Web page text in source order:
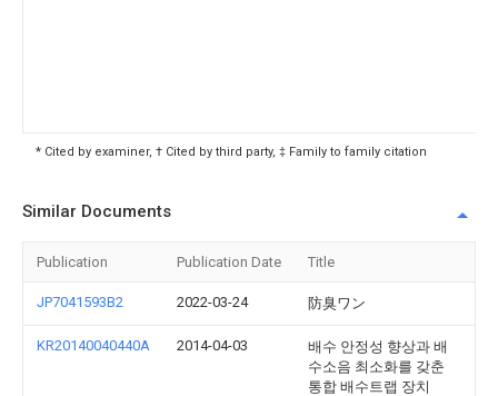
* Cited by examiner, † Cited by third party, ‡ Family to family citation
Similar Documents
Publication Publication Date Title
JP7041593B2 2022-03-24 防臭ワン
KR20140040440A 2014-04-03
배수 안정성 향상과 배
수소음 최소화를 갖춘
통합 배수트랩 장치